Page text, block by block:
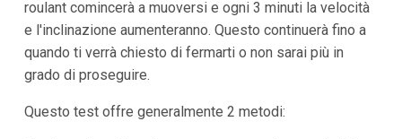
roulant comincerà a muoversi e ogni 3 minuti la velocità
e l'inclinazione aumenteranno. Questo continuerà fino a
quando ti verrà chiesto di fermarti o non sarai più in
grado di proseguire.
Questo test offre generalmente 2 metodi: